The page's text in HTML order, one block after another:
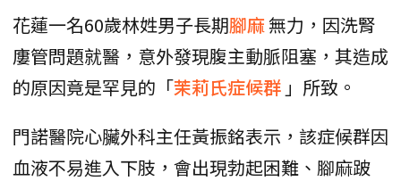
花蓮一名60歲林姓男子長期腳麻無力，因洗腎
廔管問題就醫，意外發現腹主動脈阻塞，其造成
的原因竟是罕見的「茉莉氏症候群 」所致。
門諾醫院心臟外科主任黃振銘表示，該症候群因
血液不易進入下肢，會出現勃起困難、腳麻跛